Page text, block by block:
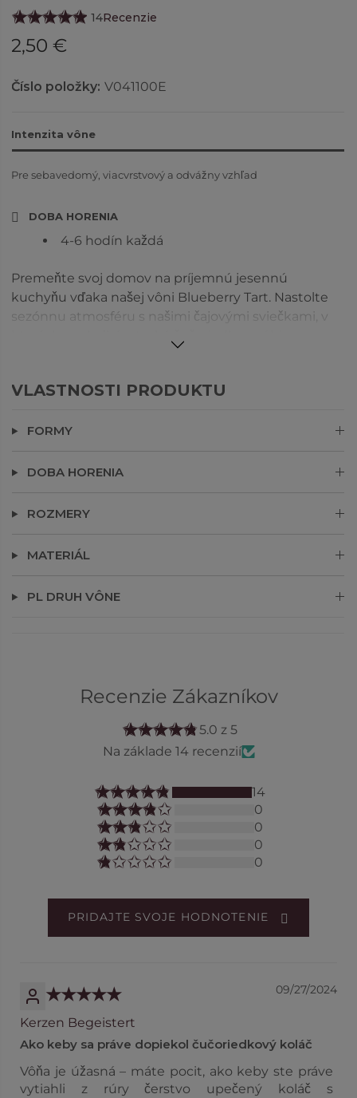
14Recenzie
2,50 €
Číslo položky: V041100E
Intenzita vône
Pre sebavedomý, viacvrstvový a odvážny vzhľad
DOBA HORENIA
4-6 hodín každá
Premeňte svoj domov na príjemnú jesennú
kuchyňu vďaka našej vôni Blueberry Tart. Nastolte
sezónnu atmosféru s našimi čajovými sviečkami, v
VLASTNOSTI PRODUKTU
FORMY
DOBA HORENIA
ROZMERY
MATERIÁL
PL DRUH VÔNE
Recenzie Zákazníkov
5.0 z 5
Na základe 14 recenzií
14
0
0
0
0
PRIDAJTE SVOJE HODNOTENIE
09/27/2024
Kerzen Begeistert
Ako keby sa práve dopiekol čučoriedkový koláč
Vôňa je úžasná – máte pocit, ako keby ste práve
vytiahli z rúry čerstvo upečený koláč s